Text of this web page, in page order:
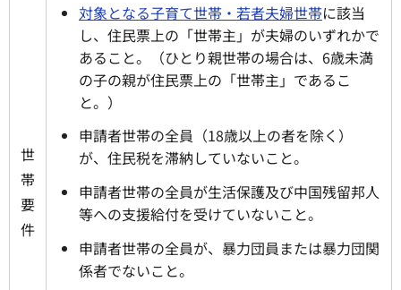
世
帯
要
件
対象となる子育て世帯・若者夫婦世帯に該当
し、住民票上の「世帯主」が夫婦のいずれかで
あること。（ひとり親世帯の場合は、6歳未満
の子の親が住民票上の「世帯主」であるこ
と。）
申請者世帯の全員（18歳以上の者を除く）
が、住民税を滞納していないこと。
申請者世帯の全員が生活保護及び中国残留邦人
等への支援給付を受けていないこと。
申請者世帯の全員が、暴力団員または暴力団関
係者でないこと。